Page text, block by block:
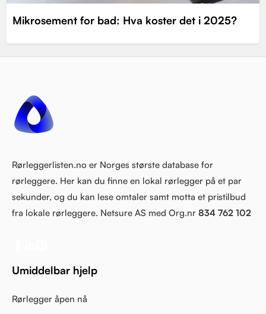
Mikrosement for bad: Hva koster det i 2025?
Rørleggerlisten.no er Norges største database for
rørleggere. Her kan du finne en lokal rørlegger på et par
sekunder, og du kan lese omtaler samt motta et pristilbud
fra lokale rørleggere. Netsure AS med Org.nr 834 762 102
Umiddelbar hjelp
Rørlegger åpen nå